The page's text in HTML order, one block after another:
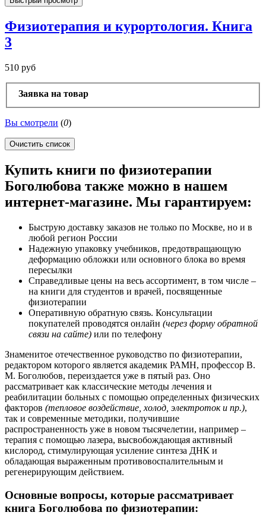
Физиотерапия и курортология. Книга
3
510 руб
Заявка на товар
Вы смотрели (0)
Очистить список
Купить книги по физиотерапии
Боголюбова также можно в нашем
интернет-магазине. Мы гарантируем:
Быструю доставку заказов не только по Москве, но и в
любой регион России
Надежную упаковку учебников, предотвращающую
деформацию обложки или основного блока во время
пересылки
Справедливые цены на весь ассортимент, в том числе –
на книги для студентов и врачей, посвященные
физиотерапии
Оперативную обратную связь. Консультации
покупателей проводятся онлайн (через форму обратной
связи на сайте) или по телефону
Знаменитое отечественное руководство по физиотерапии,
редактором которого является академик РАМН, профессор В.
М. Боголюбов, переиздается уже в пятый раз. Оно
рассматривает как классические методы лечения и
реабилитации больных с помощью определенных физических
факторов (тепловое воздействие, холод, электроток и пр.),
так и современные методики, получившие
распространенность уже в новом тысячелетии, например –
терапия с помощью лазера, высвобождающая активный
кислород, стимулирующая усиление синтеза ДНК и
обладающая выраженным противовоспалительным и
регенерирующим действием.
Основные вопросы, которые рассматривает
книга Боголюбова по физиотерапии: